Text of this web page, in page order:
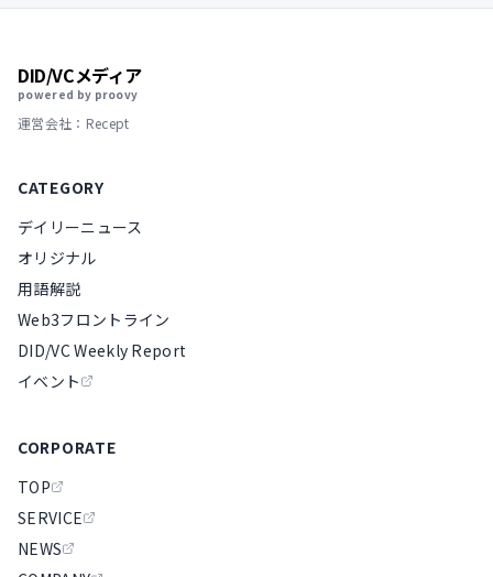
DID/VCメディア
powered by proovy
運営会社：Recept
CATEGORY
デイリーニュース
オリジナル
用語解説
Web3フロントライン
DID/VC Weekly Report
イベント
CORPORATE
TOP
SERVICE
NEWS